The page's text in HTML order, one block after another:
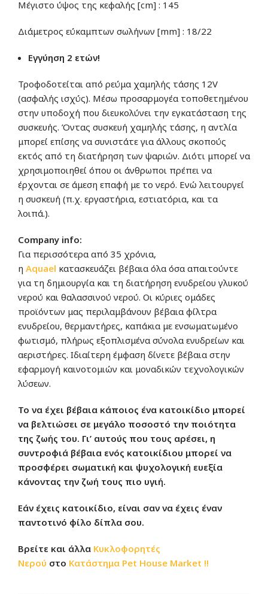
Μέγιστο ύψος της κεφαλής [cm] : 145
Διάμετρος εύκαμπτων σωλήνων [mm] : 18/22
Εγγύηση 2 ετών!
Τροφοδοτείται από ρεύμα χαμηλής τάσης 12V
(ασφαλής ισχύς). Μέσω προσαρμογέα τοποθετημένου
στην υποδοχή που διευκολύνει την εγκατάσταση της
συσκευής. Όντας συσκευή χαμηλής τάσης, η αντλία
μπορεί επίσης να συνιστάτε για άλλους σκοπούς
εκτός από τη διατήρηση των ψαριών. Διότι μπορεί να
χρησιμοποιηθεί όπου οι άνθρωποι πρέπει να
έρχονται σε άμεση επαφή με το νερό. Ενώ λειτουργεί
η συσκευή (π.χ. εργαστήρια, εστιατόρια, και τα
λοιπά.).
Company info:
Για περισσότερα από 35 χρόνια,
η Aquael κατασκευάζει βέβαια όλα όσα απαιτούντε
για τη δημιουργία και τη διατήρηση ενυδρείου γλυκού
νερού και θαλασσινού νερού. Οι κύριες ομάδες
προϊόντων μας περιλαμβάνουν βέβαια φίλτρα
ενυδρείου, θερμαντήρες, καπάκια με ενσωματωμένο
φωτισμό, πλήρως εξοπλισμένα σύνολα ενυδρείων και
αεριστήρες. Ιδιαίτερη έμφαση δίνετε βέβαια στην
εφαρμογή καινοτομιών και μοναδικών τεχνολογικών
λύσεων.
Το να έχει βέβαια κάποιος ένα κατοικίδιο μπορεί
να βελτιώσει σε μεγάλο ποσοστό την ποιότητα
της ζωής του. Γι’ αυτούς που τους αρέσει, η
συντροφιά βέβαια ενός κατοικίδιου μπορεί να
προσφέρει σωματική και ψυχολογική ευεξία
κάνοντας την ζωή τους πιο υγιή.
Εάν έχεις κατοικίδιο, είναι σαν να έχεις έναν
παντοτινό φίλο δίπλα σου.
Βρείτε και άλλα Κυκλοφορητές
Νερού στο Κατάστημα Pet House Market !!